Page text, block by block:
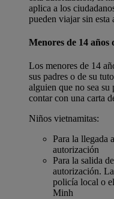
aplica a los
pueden viajar sin esta
Menores de 14 años
Los menores de 14
sus padres o de su
alguien que no sea su
contar con una carta
Niños vietnamitas:
Para la llegada
autorización
Para la salida
autorización.
policía local o
Minh